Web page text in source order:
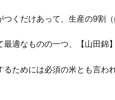
つくだけあって、生産の9割
適なものの一つ、【山田錦
るためには必須の米とも言